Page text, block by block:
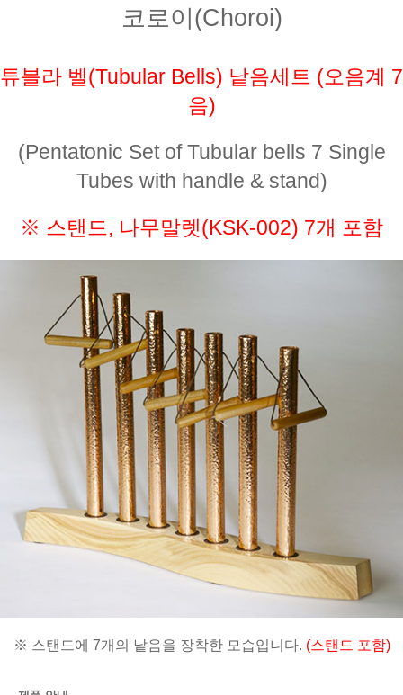
코로이(Choroi)
튜블라 벨(Tubular Bells) 낱음세트 (오음계 7
음)
(Pentatonic Set of Tubular bells 7 Single
Tubes with handle & stand)
※ 스탠드, 나무말렛(KSK-002) 7개 포함
※ 스탠드에 7개의 낱음을 장착한 모습입니다. (스탠드 포함)